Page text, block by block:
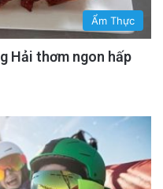
Ẩm Thực
Hải thơm ngon hấp